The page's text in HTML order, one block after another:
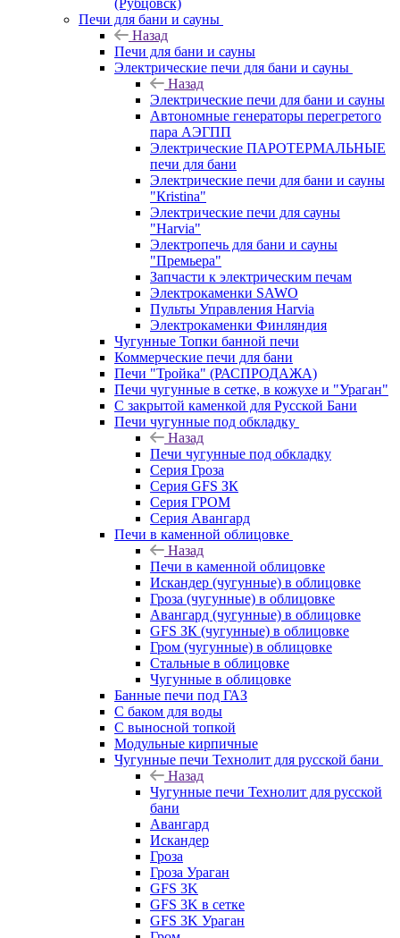
(Рубцовск)
Печи для бани и сауны
Назад
Печи для бани и сауны
Электрические печи для бани и сауны
Назад
Электрические печи для бани и сауны
Автономные генераторы перегретого
пара АЭГПП
Электрические ПАРОТЕРМАЛЬНЫЕ
печи для бани
Электрические печи для бани и сауны
"Кristina"
Электрические печи для сауны
"Harvia"
Электропечь для бани и сауны
"Премьера"
Запчасти к электрическим печам
Электрокаменки SAWO
Пульты Управления Harvia
Электрокаменки Финляндия
Чугунные Топки банной печи
Коммерческие печи для бани
Печи "Тройка" (РАСПРОДАЖА)
Печи чугунные в сетке, в кожухе и "Ураган"
С закрытой каменкой для Русской Бани
Печи чугунные под обкладку
Назад
Печи чугунные под обкладку
Серия Гроза
Серия GFS ЗК
Серия ГРОМ
Серия Авангард
Печи в каменной облицовке
Назад
Печи в каменной облицовке
Искандер (чугунные) в облицовке
Гроза (чугунные) в облицовке
Авангард (чугунные) в облицовке
GFS ЗК (чугунные) в облицовке
Гром (чугунные) в облицовке
Стальные в облицовке
Чугунные в облицовке
Банные печи под ГАЗ
С баком для воды
С выносной топкой
Модульные кирпичные
Чугунные печи Технолит для русской бани
Назад
Чугунные печи Технолит для русской
бани
Авангард
Искандер
Гроза
Гроза Ураган
GFS 3K
GFS 3K в сетке
GFS 3K Ураган